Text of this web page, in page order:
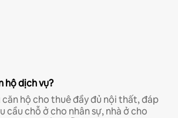
hộ dịch vụ?
hộ cho thuê đầy đủ nội thất, đáp
cầu chỗ ở cho nhân sự, nhà ở cho